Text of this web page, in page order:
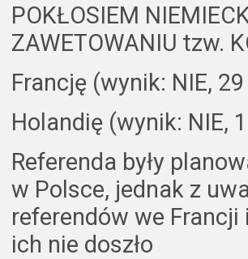
POKŁOSIEM
ZAWETOWANIU tzw.
Francję (wynik: NIE,
Holandię (wynik: NIE,
Referenda były
w Polsce, jednak z
referendów we
ich nie doszło